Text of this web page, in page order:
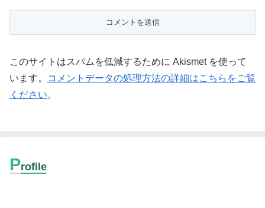
このサイトはスパムを低減するために Akismet を使って
います。
コメントデータの処理方法の詳細はこちらをご覧
ください。
Profile